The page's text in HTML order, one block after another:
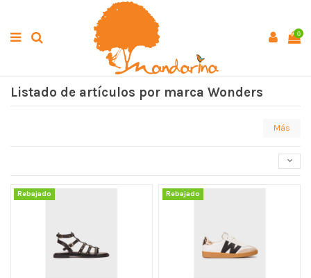
0
Listado de artículos por marca Wonders
Más
Rebajado Rebajado